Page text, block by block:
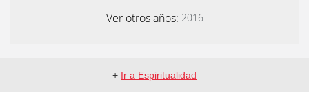
Ver otros años: 2016
+ Ir a Espiritualidad